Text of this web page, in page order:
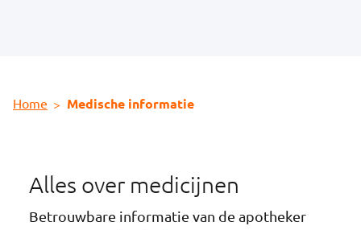
Home Medische informatie
Alles over medicijnen
Betrouwbare informatie van de apotheker